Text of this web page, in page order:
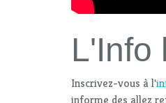
L'Info
Inscrivez-vous à l'
informe des allez